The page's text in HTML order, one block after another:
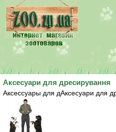
Аксесуари для дресирування
Аксессуары для дАксесуари для